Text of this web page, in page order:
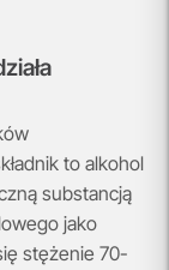
to alkohol
substancją
jako
stężenie 70-